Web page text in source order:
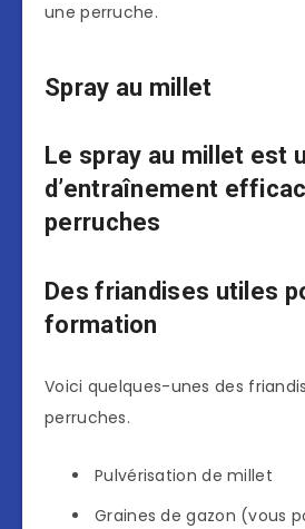
une perruche.
Spray au millet
Le spray au millet est
d’entraînement
perruches
Des friandises utiles
formation
Voici quelques-unes des
perruches.
Pulvérisation de millet
Graines de gazon (vous